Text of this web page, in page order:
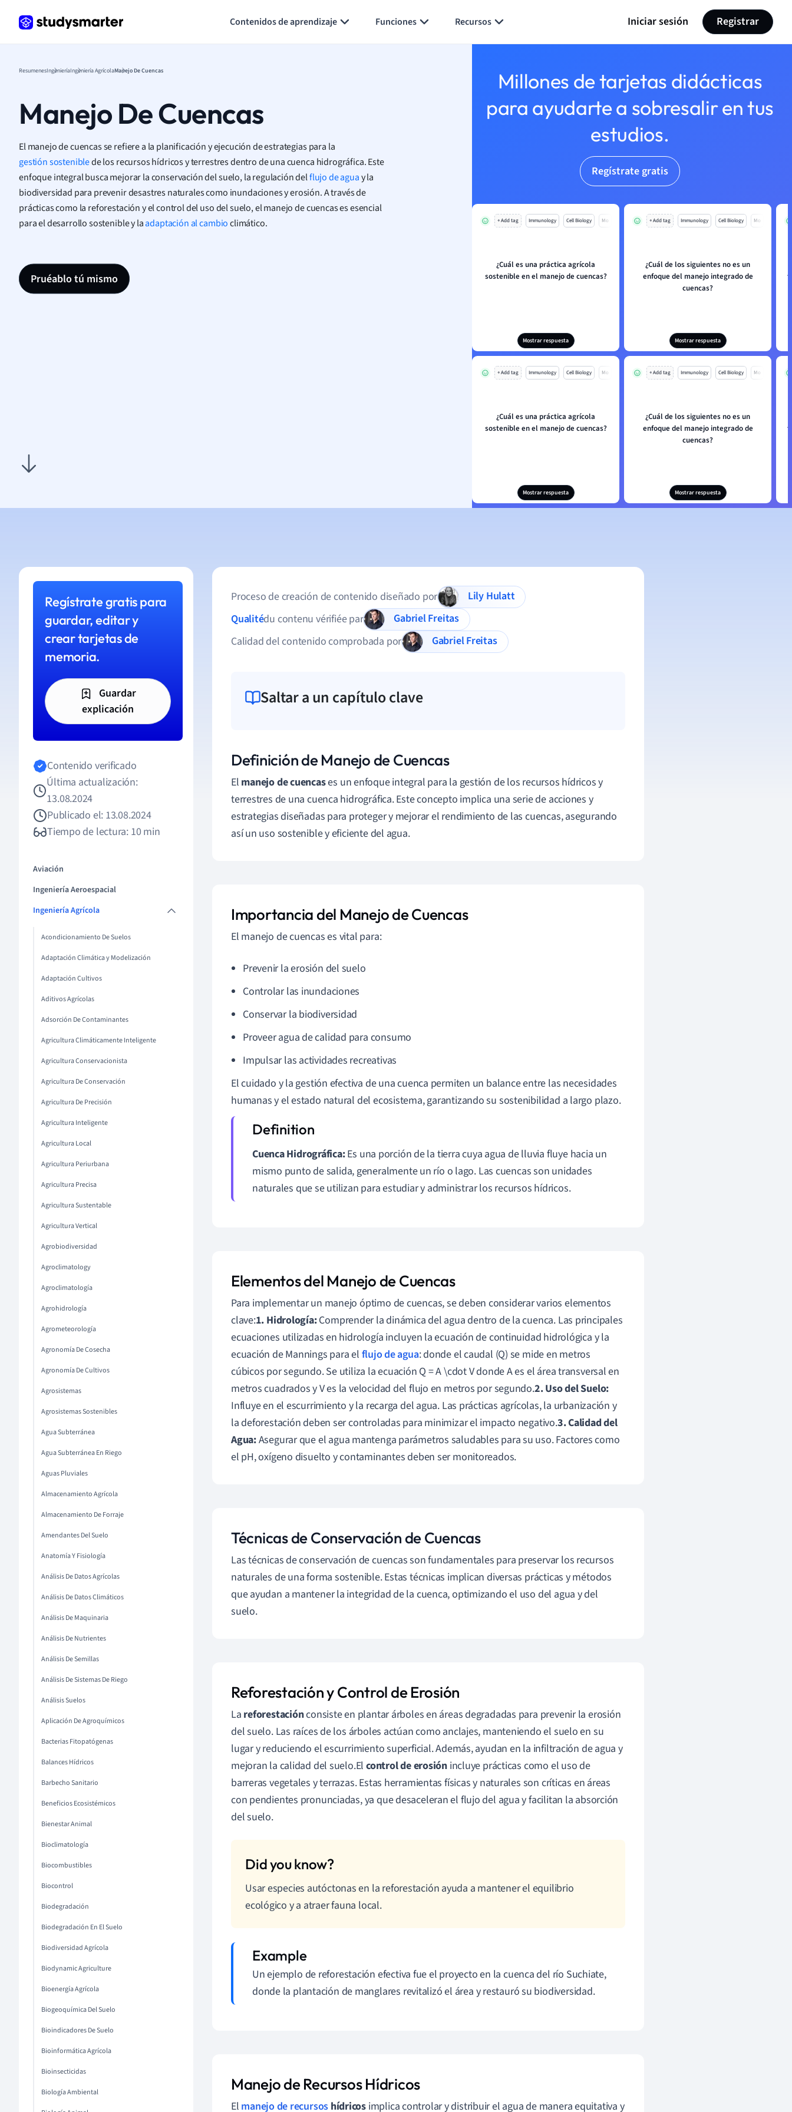
Contenidos de aprendizaje Funciones Recursos Iniciar sesión Registrar
ResumenesIngenieríaIngeniería AgrícolaManejo De Cuencas
Manejo De Cuencas
El manejo de cuencas se refiere a la planificación y ejecución de estrategias para la
gestión sosteniblede los recursos hídricos y terrestres dentro de una cuenca hidrográfica. Este
enfoque integral busca mejorar la conservación del suelo, la regulación delflujo de aguay la
biodiversidad para prevenir desastres naturales como inundaciones y erosión. A través de
prácticas como la reforestación y el control del uso del suelo, el manejo de cuencas es esencial
para el desarrollo sostenible y laadaptación al cambioclimático.
Pruéablo tú mismo
Millones de tarjetas didácticas
para ayudarte a sobresalir en tus
estudios.
Regístrate gratis
+ Add tag Immunology Cell Biology Mo
¿Cuál es una práctica agrícola
sostenible en el manejo de cuencas?
Mostrar respuesta
+ Add tag Immunology Cell Biology Mo
¿Cuál de los siguientes no es un
enfoque del manejo integrado de
cuencas?
Mostrar respuesta
+ Add tag Immunology Cell Biology Mo
¿Cuál es una práctica agrícola
sostenible en el manejo de cuencas?
Mostrar respuesta
+ Add tag Immunology Cell Biology Mo
¿Cuál de los siguientes no es un
enfoque del manejo integrado de
cuencas?
Mostrar respuesta
Regístrate gratis para
guardar, editar y
crear tarjetas de
memoria.
Guardar
explicación
Contenido verificado
Última actualización:
13.08.2024
Publicado el: 13.08.2024
Tiempo de lectura: 10 min
Aviación
Ingeniería Aeroespacial
Ingeniería Agrícola
Acondicionamiento De Suelos
Adaptación Climática y Modelización
Adaptación Cultivos
Aditivos Agrícolas
Adsorción De Contaminantes
Agricultura Climáticamente Inteligente
Agricultura Conservacionista
Agricultura De Conservación
Agricultura De Precisión
Agricultura Inteligente
Agricultura Local
Agricultura Periurbana
Agricultura Precisa
Agricultura Sustentable
Agricultura Vertical
Agrobiodiversidad
Agroclimatology
Agroclimatología
Agrohidrología
Agrometeorología
Agronomía De Cosecha
Agronomía De Cultivos
Agrosistemas
Agrosistemas Sostenibles
Agua Subterránea
Agua Subterránea En Riego
Aguas Pluviales
Almacenamiento Agrícola
Almacenamiento De Forraje
Amendantes Del Suelo
Anatomía Y Fisiología
Análisis De Datos Agrícolas
Análisis De Datos Climáticos
Análisis De Maquinaria
Análisis De Nutrientes
Análisis De Semillas
Análisis De Sistemas De Riego
Análisis Suelos
Aplicación De Agroquímicos
Bacterias Fitopatógenas
Balances Hídricos
Barbecho Sanitario
Beneficios Ecosistémicos
Bienestar Animal
Bioclimatología
Biocombustibles
Biocontrol
Biodegradación
Biodegradación En El Suelo
Biodiversidad Agrícola
Biodynamic Agriculture
Bioenergía Agrícola
Biogeoquímica Del Suelo
Bioindicadores De Suelo
Bioinformática Agrícola
Bioinsecticidas
Biología Ambiental
Proceso de creación de contenido diseñado por
Lily Hulatt
Qualitédu contenu vérifiée par
Gabriel Freitas
Calidad del contenido comprobada por
Gabriel Freitas
Saltar a un capítulo clave
Definición de Manejo de Cuencas
El manejo de cuencases un enfoque integral para la gestión de los recursos hídricos y
terrestres de una cuenca hidrográfica. Este concepto implica una serie de acciones y
estrategias diseñadas para proteger y mejorar el rendimiento de las cuencas, asegurando
así un uso sostenible y eficiente del agua.
Importancia del Manejo de Cuencas
El manejo de cuencas es vital para:
Prevenir la erosión del suelo
Controlar las inundaciones
Conservar la biodiversidad
Proveer agua de calidad para consumo
Impulsar las actividades recreativas
El cuidado y la gestión efectiva de una cuenca permiten un balance entre las necesidades
humanas y el estado natural del ecosistema, garantizando su sostenibilidad a largo plazo.
Cuenca Hidrográfica:Es una porción de la tierra cuya agua de lluvia fluye hacia un
mismo punto de salida, generalmente un río o lago. Las cuencas son unidades
naturales que se utilizan para estudiar y administrar los recursos hídricos.
Elementos del Manejo de Cuencas
Para implementar un manejo óptimo de cuencas, se deben considerar varios elementos
clave:1. Hidrología:Comprender la dinámica del agua dentro de la cuenca. Las principales
ecuaciones utilizadas en hidrología incluyen la ecuación de continuidad hidrológica y la
ecuación de Mannings para el flujo de agua: donde el caudal (Q) se mide en metros
cúbicos por segundo. Se utiliza la ecuación Q = A \cdot V donde A es el área transversal en
metros cuadrados y V es la velocidad del flujo en metros por segundo.2. Uso del Suelo:
Influye en el escurrimiento y la recarga del agua. Las prácticas agrícolas, la urbanización y
la deforestación deben ser controladas para minimizar el impacto negativo.3. Calidad del
Agua:Asegurar que el agua mantenga parámetros saludables para su uso. Factores como
el pH, oxígeno disuelto y contaminantes deben ser monitoreados.
Técnicas de Conservación de Cuencas
Las técnicas de conservación de cuencas son fundamentales para preservar los recursos
naturales de una forma sostenible. Estas técnicas implican diversas prácticas y métodos
que ayudan a mantener la integridad de la cuenca, optimizando el uso del agua y del
suelo.
Reforestación y Control de Erosión
La reforestaciónconsiste en plantar árboles en áreas degradadas para prevenir la erosión
del suelo. Las raíces de los árboles actúan como anclajes, manteniendo el suelo en su
lugar y reduciendo el escurrimiento superficial. Además, ayudan en la infiltración de agua y
mejoran la calidad del suelo.El control de erosión incluye prácticas como el uso de
barreras vegetales y terrazas. Estas herramientas físicas y naturales son críticas en áreas
con pendientes pronunciadas, ya que desaceleran el flujo del agua y facilitan la absorción
del suelo.
Usar especies autóctonas en la reforestación ayuda a mantener el equilibrio
ecológico y a atraer fauna local.
Un ejemplo de reforestación efectiva fue el proyecto en la cuenca del río Suchiate,
donde la plantación de manglares revitalizó el área y restauró su biodiversidad.
Manejo de Recursos Hídricos
El manejo de recursos hídricos implica controlar y distribuir el agua de manera equitativa y